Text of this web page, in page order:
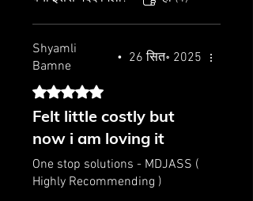
Shyamli
Bamne
• 26 सित॰ 2025
5 में से 5 स्टार के रूप में रेट किया गया।
Felt little costly but
now i am loving it
One stop solutions - MDJASS (
Highly Recommending )